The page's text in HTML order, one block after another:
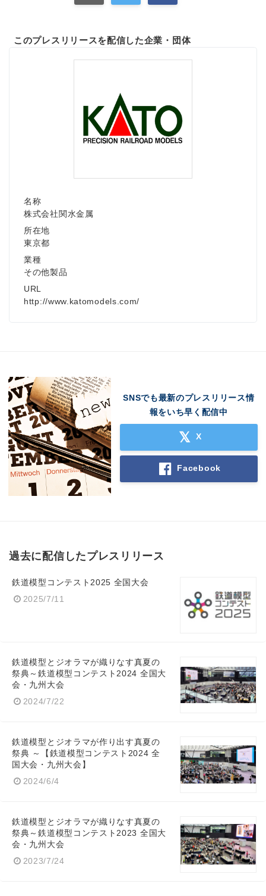
このプレスリリースを配信した企業・団体
名称
株式会社関水金属
所在地
東京都
業種
その他製品
URL
http://www.katomodels.com/
SNSでも最新のプレスリリース情
報をいち早く配信中
X
Facebook
過去に配信したプレスリリース
鉄道模型コンテスト2025 全国大会
2025/7/11
鉄道模型とジオラマが織りなす真夏の
祭典～鉄道模型コンテスト2024 全国大
会・九州大会
2024/7/22
鉄道模型とジオラマが作り出す真夏の
祭典 ～【鉄道模型コンテスト2024 全
国大会・九州大会】
2024/6/4
鉄道模型とジオラマが織りなす真夏の
祭典～鉄道模型コンテスト2023 全国大
会・九州大会
2023/7/24